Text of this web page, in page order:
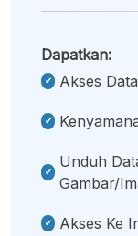
Dapatkan:
Akses
Unduh
Gambar/
Akses Ke